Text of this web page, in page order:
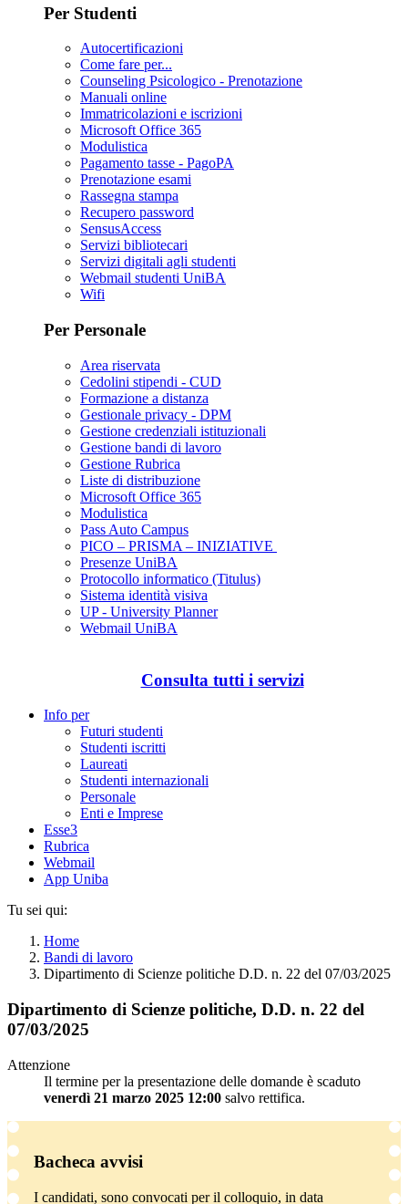
Per Studenti
Autocertificazioni
Come fare per...
Counseling Psicologico - Prenotazione
Manuali online
Immatricolazioni e iscrizioni
Microsoft Office 365
Modulistica
Pagamento tasse - PagoPA
Prenotazione esami
Rassegna stampa
Recupero password
SensusAccess
Servizi bibliotecari
Servizi digitali agli studenti
Webmail studenti UniBA
Wifi
Per Personale
Area riservata
Cedolini stipendi - CUD
Formazione a distanza
Gestionale privacy - DPM
Gestione credenziali istituzionali
Gestione bandi di lavoro
Gestione Rubrica
Liste di distribuzione
Microsoft Office 365
Modulistica
Pass Auto Campus
PICO – PRISMA – INIZIATIVE
Presenze UniBA
Protocollo informatico (Titulus)
Sistema identità visiva
UP - University Planner
Webmail UniBA
Consulta tutti i servizi
Info per
Futuri studenti
Studenti iscritti
Laureati
Studenti internazionali
Personale
Enti e Imprese
Esse3
Rubrica
Webmail
App Uniba
Tu sei qui:
Home
Bandi di lavoro
Dipartimento di Scienze politiche D.D. n. 22 del 07/03/2025
Dipartimento di Scienze politiche, D.D. n. 22 del
07/03/2025
Attenzione
Il termine per la presentazione delle domande è scaduto
venerdì 21 marzo 2025 12:00 salvo rettifica.
Bacheca avvisi
I candidati, sono convocati per il colloquio, in data